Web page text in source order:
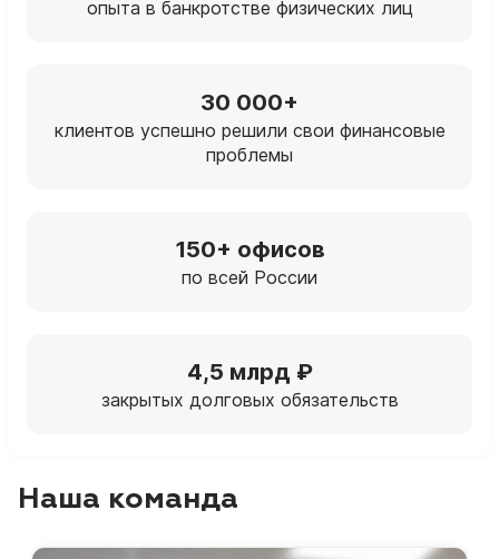
опыта в банкротстве физических лиц
30 000+
клиентов успешно решили свои финансовые
проблемы
150+ офисов
по всей России
4,5 млрд ₽
закрытых долговых обязательств
Наша команда